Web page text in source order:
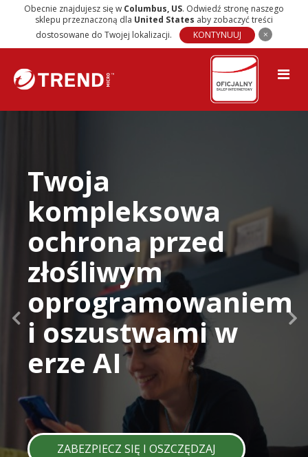
Obecnie znajdujesz się w Columbus, US. Odwiedź stronę naszego
sklepu przeznaczoną dla United States aby zobaczyć treści
dostosowane do Twojej lokalizacji.
KONTYNUUJ
Twoja
kompleksowa
ochrona przed
złośliwym
oprogramowaniem
i oszustwami w
erze AI
ZABEZPIECZ SIĘ I OSZCZĘDZAJ